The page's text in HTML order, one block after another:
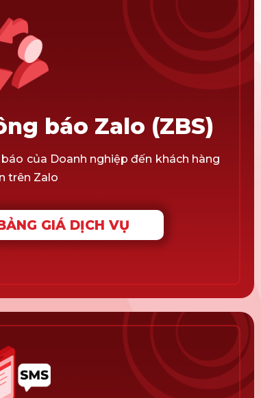
báo Zalo (ZBS)
của Doanh nghiệp đến khách hàng
trên Zalo
GIÁ DỊCH VỤ